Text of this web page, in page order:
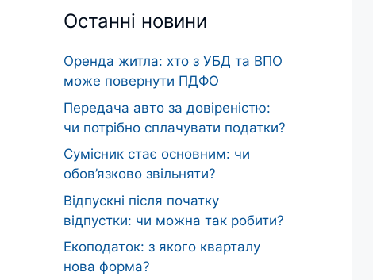
Останні новини
Оренда житла: хто з УБД та ВПО
може повернути ПДФО
Передача авто за довіреністю:
чи потрібно сплачувати податки?
Сумісник стає основним: чи
обов’язково звільняти?
Відпускні після початку
відпустки: чи можна так робити?
Екоподаток: з якого кварталу
нова форма?